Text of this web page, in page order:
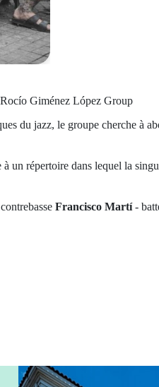
Giménez López Group
du jazz, le groupe cherche à
un répertoire dans lequel la
Francisco Martí-